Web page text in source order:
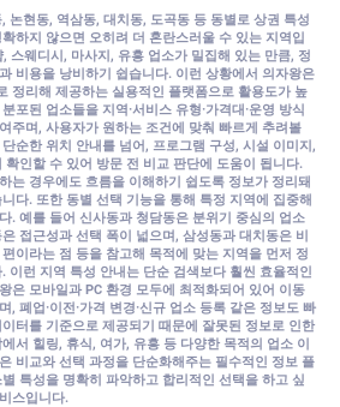
논현동, 역삼동, 대치동, 도곡동 등 동별로 상권 특성
하지 않으면 오히려 더 혼란스러울 수 있는 지역입
스웨디시, 마사지, 유흥 업소가 밀집해 있는 만큼, 정
비용을 낭비하기 쉽습니다. 이런 상황에서 의자왕은
정리해 제공하는 실용적인 플랫폼으로 활용도가 높
포된 업소들을 지역·서비스 유형·가격대·운영 방식
주며, 사용자가 원하는 조건에 맞춰 빠르게 추려볼
순한 위치 안내를 넘어, 프로그램 구성, 시설 이미지,
인할 수 있어 방문 전 비교 판단에 도움이 됩니다.
는 경우에도 흐름을 이해하기 쉽도록 정보가 정리돼
다. 또한 동별 선택 기능을 통해 특정 지역에 집중해
. 예를 들어 신사동과 청담동은 분위기 중심의 업소
접근성과 선택 폭이 넓으며, 삼성동과 대치동은 비
이라는 점 등을 참고해 목적에 맞는 지역을 먼저 정
이런 지역 특성 안내는 단순 검색보다 훨씬 효율적인
은 모바일과 PC 환경 모두에 최적화되어 있어 이동
, 폐업·이전·가격 변경·신규 업소 등록 같은 정보도 빠
터를 기준으로 제공되기 때문에 잘못된 정보로 인한
서 힐링, 휴식, 여가, 유흥 등 다양한 목적의 업소 이
비교와 선택 과정을 단순화해주는 필수적인 정보 플
특성을 명확히 파악하고 합리적인 선택을 하고 싶
스입니다.